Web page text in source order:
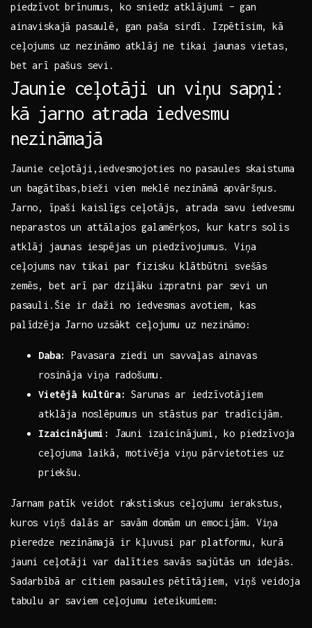
piedzīvot brīnumus, ko sniedz atklājumi – gan
ainaviskajā pasaulē, gan ⁤paša sirdī. Izpētīsim, kā
ceļojums uz nezināmo atklāj ⁢ne tikai jaunas vietas,
bet arī pašus sevi.
Jaunie ceļotāji ​un⁢ viņu sapņi:
kā ‌jarno ⁤atrada ⁢iedvesmu
nezināmajā
Jaunie ceļotāji,iedvesmojoties⁣ no pasaules ⁢skaistuma
un bagātības,bieži vien meklē ⁣nezināmā apvāršņus.
Jarno, īpaši kaislīgs ceļotājs,⁣ atrada savu iedvesmu
neparastos un⁢ attālajos galamērķos, kur katrs solis
atklāj ​jaunas⁢ iespējas⁣ un piedzīvojumus. Viņa‌
ceļojums ⁤nav‍ tikai⁤ par fizisku klātbūtni svešās
zemēs, bet arī par dziļāku izpratni ‌par sevi un
⁣pasauli.Šie ir daži no⁤ iedvesmas ⁤avotiem, kas ​
palīdzēja Jarno⁤ uzsākt ceļojumu‌ uz nezināmo:
Daba:
Pavasara ziedi ⁤un savvaļas ainavas
rosināja⁤ viņa radošumu.
Vietējā kultūra: Sarunas ar iedzīvotājiem
atklāja noslēpumus un stāstus par‍ tradīcijām.
Izaicinājumi:
Jauni izaicinājumi, ⁣ko piedzīvoja
ceļojuma ‌laikā, motivēja viņu pārvietoties uz
priekšu.
Jarnam patīk veidot rakstiskus ceļojumu ierakstus,⁤
kuros viņš dalās ar savām domām un emocijām. Viņa
pieredze nezināmajā‍ ir ⁢kļuvusi ‌par‍ platformu, kurā
jauni ceļotāji var dalīties ⁤savās sajūtās un idejās.
Sadarbībā⁣ ar citiem pasaules pētītājiem, viņš veidoja
⁣tabulu ‍ar saviem ceļojumu‍ ieteikumiem: